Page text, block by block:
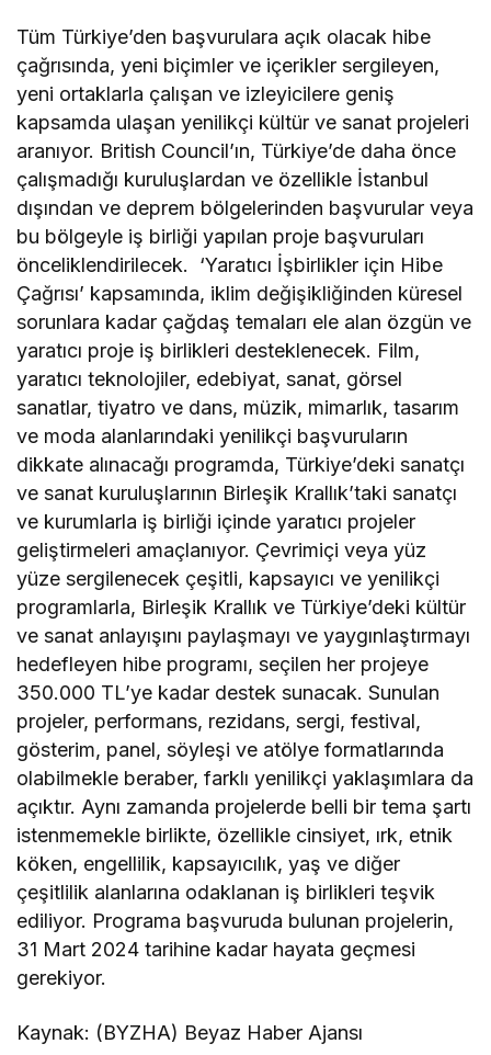
Tüm Türkiye’den başvurulara açık olacak hibe
çağrısında, yeni biçimler ve içerikler sergileyen,
yeni ortaklarla çalışan ve izleyicilere geniş
kapsamda ulaşan yenilikçi kültür ve sanat projeleri
aranıyor. British Council’ın, Türkiye’de daha önce
çalışmadığı kuruluşlardan ve özellikle İstanbul
dışından ve deprem bölgelerinden başvurular veya
bu bölgeyle iş birliği yapılan proje başvuruları
önceliklendirilecek. ‘Yaratıcı İşbirlikler için Hibe
Çağrısı’ kapsamında, iklim değişikliğinden küresel
sorunlara kadar çağdaş temaları ele alan özgün ve
yaratıcı proje iş birlikleri desteklenecek. Film,
yaratıcı teknolojiler, edebiyat, sanat, görsel
sanatlar, tiyatro ve dans, müzik, mimarlık, tasarım
ve moda alanlarındaki yenilikçi başvuruların
dikkate alınacağı programda, Türkiye’deki sanatçı
ve sanat kuruluşlarının Birleşik Krallık’taki sanatçı
ve kurumlarla iş birliği içinde yaratıcı projeler
geliştirmeleri amaçlanıyor. Çevrimiçi veya yüz
yüze sergilenecek çeşitli, kapsayıcı ve yenilikçi
programlarla, Birleşik Krallık ve Türkiye’deki kültür
ve sanat anlayışını paylaşmayı ve yaygınlaştırmayı
hedefleyen hibe programı, seçilen her projeye
350.000 TL’ye kadar destek sunacak. Sunulan
projeler, performans, rezidans, sergi, festival,
gösterim, panel, söyleşi ve atölye formatlarında
olabilmekle beraber, farklı yenilikçi yaklaşımlara da
açıktır. Aynı zamanda projelerde belli bir tema şartı
istenmemekle birlikte, özellikle cinsiyet, ırk, etnik
köken, engellilik, kapsayıcılık, yaş ve diğer
çeşitlilik alanlarına odaklanan iş birlikleri teşvik
ediliyor. Programa başvuruda bulunan projelerin,
31 Mart 2024 tarihine kadar hayata geçmesi
gerekiyor.
Kaynak: (BYZHA) Beyaz Haber Ajansı